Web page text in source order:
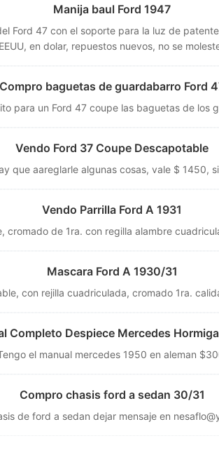
Manija baul Ford 1947
Ford 47 con el soporte para la luz de
en dolar, repuestos nuevos, no se
Compro baguetas de guardabarro Ford
para un Ford 47 coupe las baguetas de los
Vendo Ford 37 Coupe Descapotable
que aareglarle algunas cosas, vale $ 1450,
Vendo Parrilla Ford A 1931
cromado de 1ra. con regilla alambre
Mascara Ford A 1930/31
con rejilla cuadriculada, cromado 1ra.
Completo Despiece Mercedes
el manual mercedes 1950 en aleman
Compro chasis ford a sedan 30/31
de ford a sedan dejar mensaje en